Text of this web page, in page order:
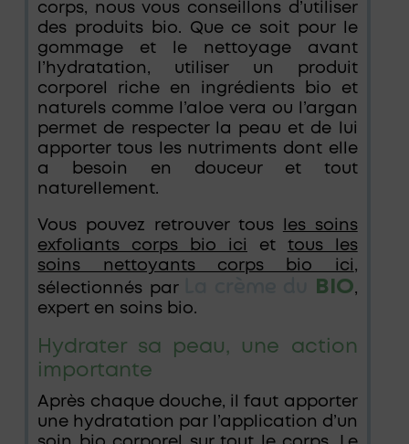
corps, nous vous conseillons d’utiliser
des produits bio. Que ce soit pour le
gommage et le nettoyage avant
l’hydratation, utiliser un produit
corporel riche en ingrédients bio et
naturels comme l’aloe vera ou l’argan
permet de respecter la peau et de lui
apporter tous les nutriments dont elle
a besoin en douceur et tout
naturellement.
Vous pouvez retrouver tous
les soins
exfoliants corps bio ici
et tous les
soins nettoyants corps bio ici,
sélectionnés par
BIO,
expert en soins bio.
Hydrater sa peau, une action
importante
Après chaque douche, il faut apporter
une hydratation par l’application d’un